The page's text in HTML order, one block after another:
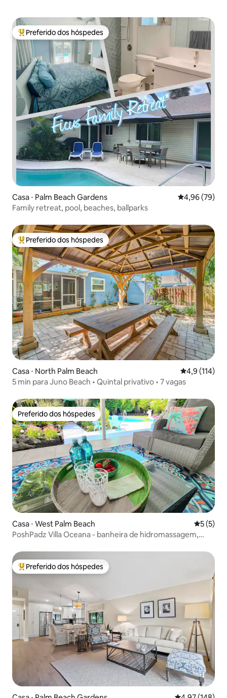
Entre os melhores preferidos dos hóspedes
Preferido dos hóspedes
Casa ⋅ Palm Beach Gardens 4,96 de uma
4,96 (79)
Family retreat, pool, beaches, ballparks
Entre os melhores preferidos dos hóspedes
Preferido dos hóspedes
Casa ⋅ North Palm Beach 4,9 de uma
4,9 (114)
5 min para Juno Beach • Quintal privativo • 7 vagas
Preferido dos hóspedes
Preferido dos hóspedes
Casa ⋅ West Palm Beach 5 de
5 (5)
PoshPadz Villa Oceana - banheira de hidromassagem,
Entre os melhores preferidos dos hóspedes
Preferido dos hóspedes